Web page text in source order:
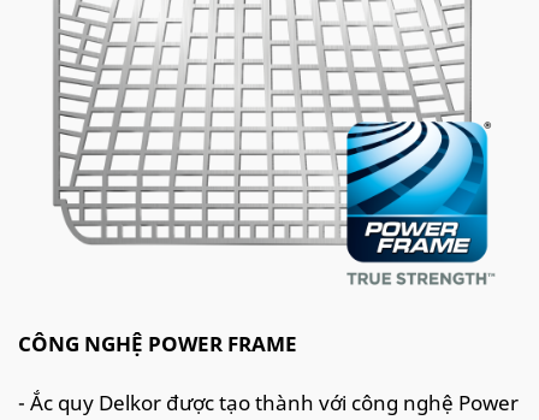
CÔNG NGHỆ POWER FRAME
- Ắc quy Delkor được tạo thành với công nghệ Power